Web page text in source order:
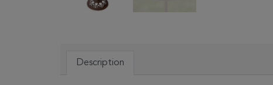
Description